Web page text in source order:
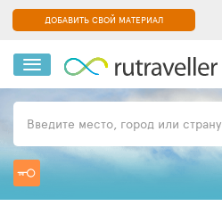
ДОБАВИТЬ СВОЙ МАТЕРИАЛ
Введите место, город или страну